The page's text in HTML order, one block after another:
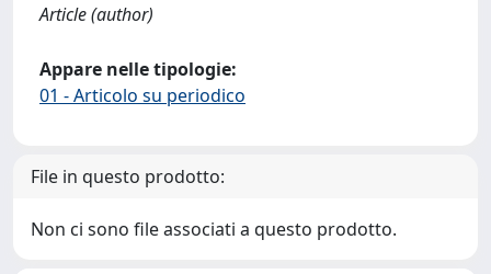
Article (author)
Appare nelle tipologie:
01 - Articolo su periodico
File in questo prodotto:
Non ci sono file associati a questo prodotto.